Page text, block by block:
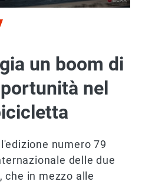
un boom di
nel
numero 79
delle due
che in mezzo alle